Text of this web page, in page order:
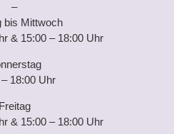
–
bis Mittwoch
& 15:00 – 18:00 Uhr
18:00 Uhr
Freitag
& 15:00 – 18:00 Uhr